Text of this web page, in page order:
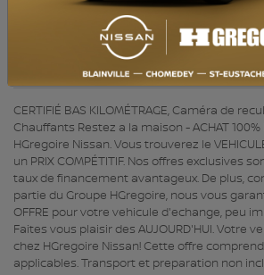
NUMÉRO DE STOCK : BE5843
CERTIFIÉ BAS KILOMÉTRAGE, Caméra de
Chauffants Restez a la maison - ACHAT 100%
HGregoire Nissan. Vous trouverez le
un PRIX COMPÉTITIF. Nos offres exclusives
taux de financement avantageux. De plus,
partie du Groupe HGregoire, nous vous
OFFRE pour votre vehicule d'echange, peu
Faites vous plaisir des AUJOURD'HUI. Votre
chez HGregoire Nissan! Cette offre
applicables. Transport et preparation non